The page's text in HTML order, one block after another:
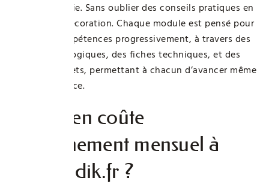
de la plomberie. Sans oublier des conseils pratiques en
peinture et décoration. Chaque module est pensé pour
bâtir des compétences progressivement, à travers des
vidéos pédagogiques, des fiches techniques, et des
projets concrets, permettant à chacun d’avancer même
sans expérience.
Combien coûte
l’abonnement mensuel à
Bricoludik.fr ?